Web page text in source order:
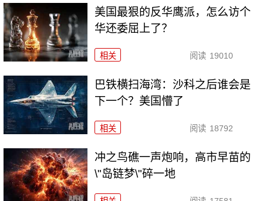
美国最狠的反华鹰派，怎么访个
华还委屈上了？
相关 阅读 19010
巴铁横扫海湾：沙科之后谁会是
下一个？美国懵了
相关 阅读 18792
冲之鸟礁一声炮响，高市早苗的
\"岛链梦\"碎一地